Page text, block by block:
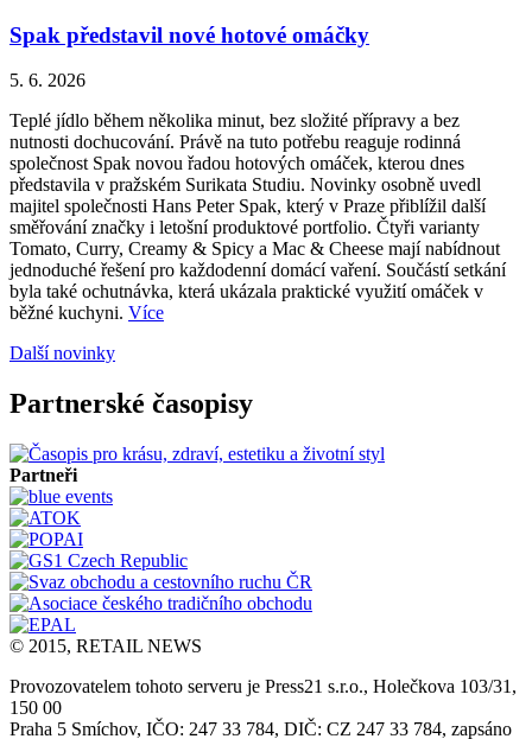
Spak představil nové hotové omáčky
5. 6. 2026
Teplé jídlo během několika minut, bez složité přípravy a bez
nutnosti dochucování. Právě na tuto potřebu reaguje rodinná
společnost Spak novou řadou hotových omáček, kterou dnes
představila v pražském Surikata Studiu. Novinky osobně uvedl
majitel společnosti Hans Peter Spak, který v Praze přiblížil další
směřování značky i letošní produktové portfolio. Čtyři varianty
Tomato, Curry, Creamy & Spicy a Mac & Cheese mají nabídnout
jednoduché řešení pro každodenní domácí vaření. Součástí setkání
byla také ochutnávka, která ukázala praktické využití omáček v
běžné kuchyni. Více
Další novinky
Partnerské časopisy
Partneři
© 2015, RETAIL NEWS
Provozovatelem tohoto serveru je Press21 s.r.o., Holečkova 103/31,
150 00
Praha 5 Smíchov, IČO: 247 33 784, DIČ: CZ 247 33 784, zapsáno